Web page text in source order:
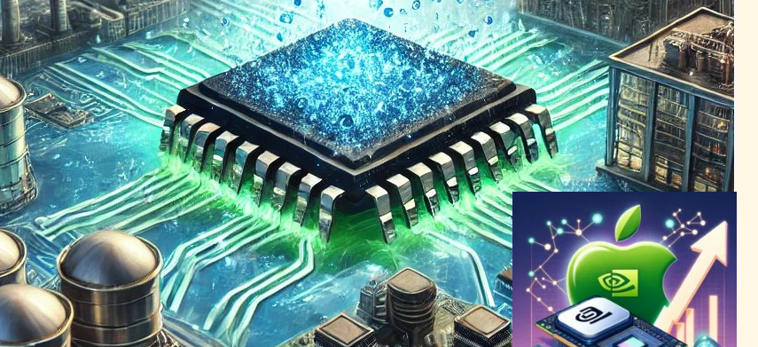
NVIDIA
2024年2月24日1:02
AI熱狂が米国株を記録的高値
へ導く、Nvidia市場価値2兆
ドル突破
AI（人工知能）ニュース
NVIDIA
2024年3月2日7:07